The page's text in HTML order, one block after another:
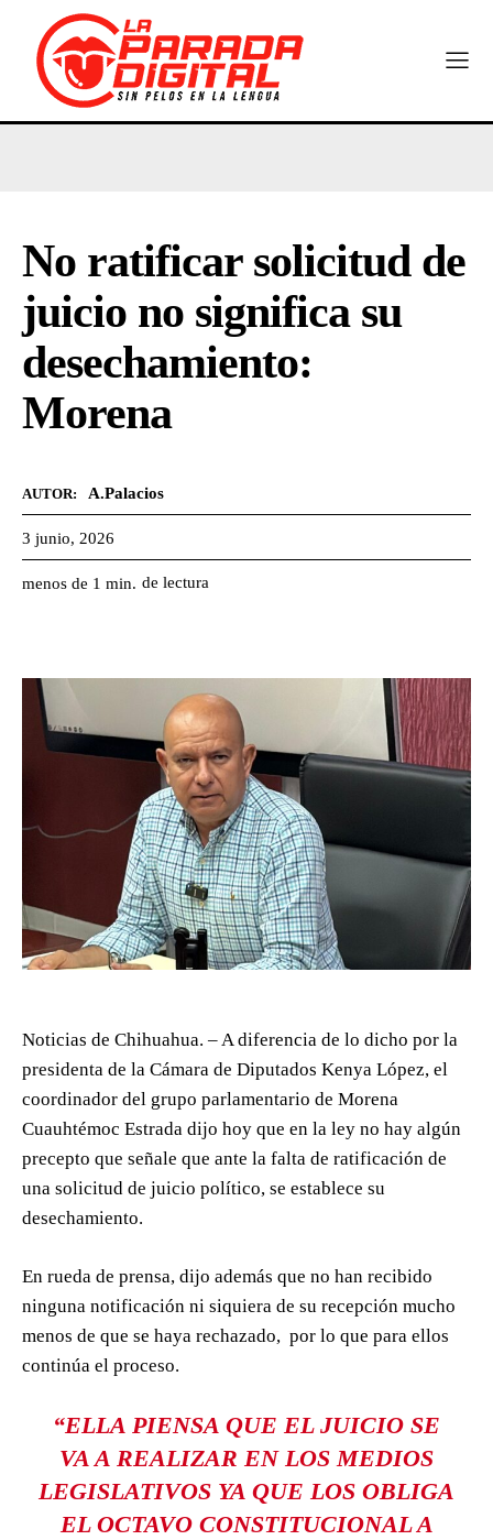
No ratificar solicitud de
juicio no significa su
desechamiento:
Morena
AUTOR: A.Palacios
3 junio, 2026
menos de 1 min. de lectura
Noticias de Chihuahua. – A diferencia de lo dicho por la
presidenta de la Cámara de Diputados Kenya López, el
coordinador del grupo parlamentario de Morena
Cuauhtémoc Estrada dijo hoy que en la ley no hay algún
precepto que señale que ante la falta de ratificación de
una solicitud de juicio político, se establece su
desechamiento.
En rueda de prensa, dijo además que no han recibido
ninguna notificación ni siquiera de su recepción mucho
menos de que se haya rechazado, por lo que para ellos
continúa el proceso.
“ELLA PIENSA QUE EL JUICIO SE
VA A REALIZAR EN LOS MEDIOS
LEGISLATIVOS YA QUE LOS OBLIGA
EL OCTAVO CONSTITUCIONAL A